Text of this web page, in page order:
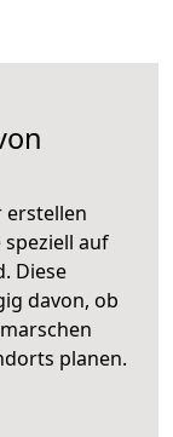
auf
Diese
davon, ob
planen.